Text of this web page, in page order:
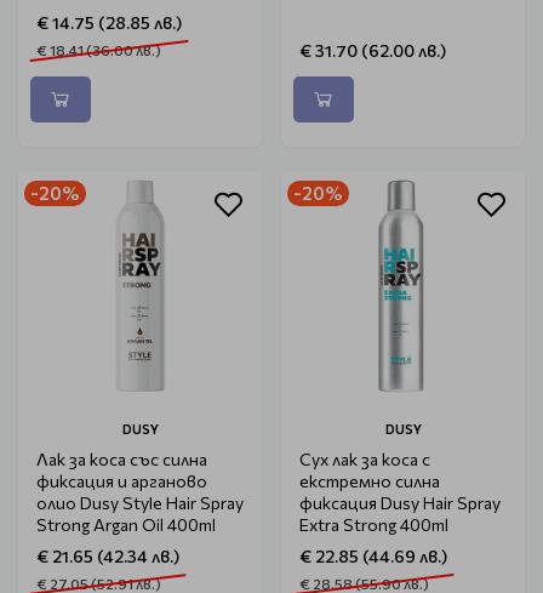
€ 14.75 (28.85 лв.)
€ 18.41 (36.00 лв.) € 31.70 (62.00 лв.)
-20%
DUSY
Лак за коса със силна
фиксация и арганово
олио Dusy Style Hair Spray
Strong Argan Oil 400ml
€ 21.65 (42.34 лв.)
€ 27.05 (52.91 лв.)
-20%
DUSY
Сух лак за коса с
екстремно силна
фиксация Dusy Hair Spray
Extra Strong 400ml
€ 22.85 (44.69 лв.)
€ 28.58 (55.90 лв.)